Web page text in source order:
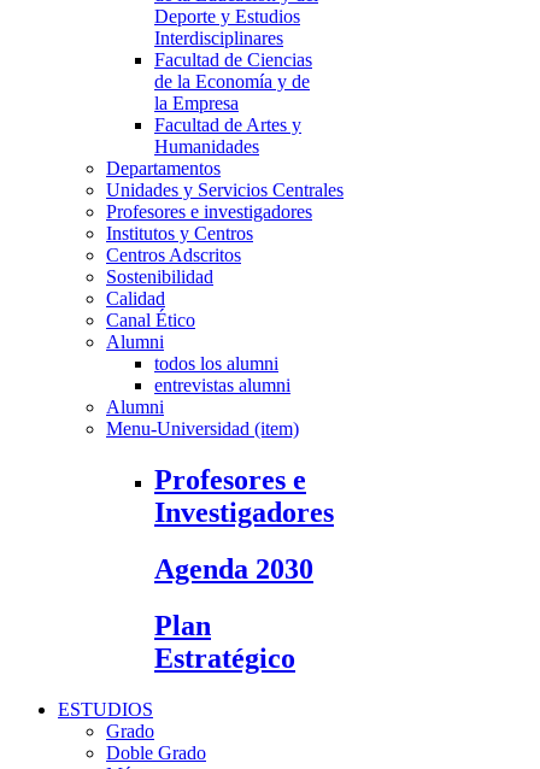
Deporte y Estudios
Interdisciplinares
Facultad de Ciencias
de la Economía y de
la Empresa
Facultad de Artes y
Humanidades
Departamentos
Unidades y Servicios Centrales
Profesores e investigadores
Institutos y Centros
Centros Adscritos
Sostenibilidad
Calidad
Canal Ético
Alumni
todos los alumni
entrevistas alumni
Alumni
Menu-Universidad (item)
Profesores e
Investigadores
Agenda 2030
Plan
Estratégico
ESTUDIOS
Grado
Doble Grado